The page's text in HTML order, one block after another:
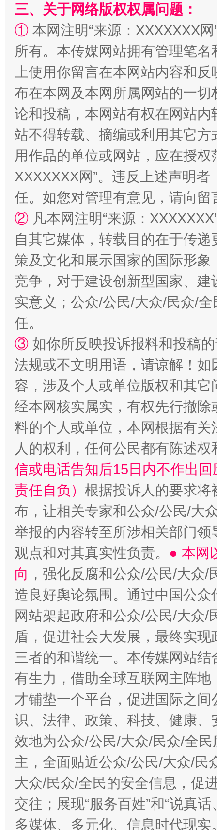
三、关于网络版权权属问题：
① 本网注明“来源：XXXXXXX
所有。本传媒网站拥有管理笔
上使用你留言在本网站内容和
布在本网及本网所属网站的一
论和投稿，本网站有权在网站
站不得转载、摘编或利用其它
用作品的单位或网站，应在授
XXXXXXX网”。违反上述声明
任。如您对管理有意见，请向
② 凡本网注明“来源：
自其它媒体，转载目的在于传
策及文化和展示国家的国际形
竞争，对于建设创新型国家、
实意义；公众/公民/大众/民众/
任。
③ 如你所反映投诉报料和投稿
法规或不文明用语，请谅解！
容，涉及个人或单位版权和其它
经本网核实属实，有权先行撤
料的个人或单位，本网根据有
人的权利，任何公民都有陈述
信或电话告知后15日内不作出
责任自负） 根据投诉人的要求将
布，让相关专家和公众/公民/大
举报的内容转至所涉相关部门
观点和对其真实性负责。 ● 本网
向 ，强化反腐和公众/公民/大众
造良好舆论氛围。通过中国公
网站架起政府和公众/公民/大众
盾，促进社会大发展，最终实
三者的和谐统一。本传媒网站
有生力，借助全球互联网主阵
才铺垫一个平台，促进国际之
识、法律、政策、科技、健康
效地为公众/公民/大众/民众/全
主，全面贴近公众/公民/大众/民
大众/民众/全民的安全信息，促
交往；展现“服务百姓”和“说真
多媒体、多元化、信息时代现实